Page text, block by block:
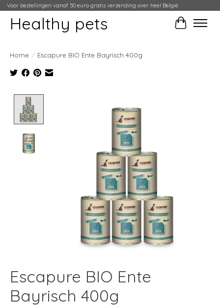
Voor bestellingen vanaf 50 euro gratis verzending over heel België
Healthy pets
Home / Escapure BIO Ente Bayrisch 400g
Escapure BIO Ente
Bayrisch 400g